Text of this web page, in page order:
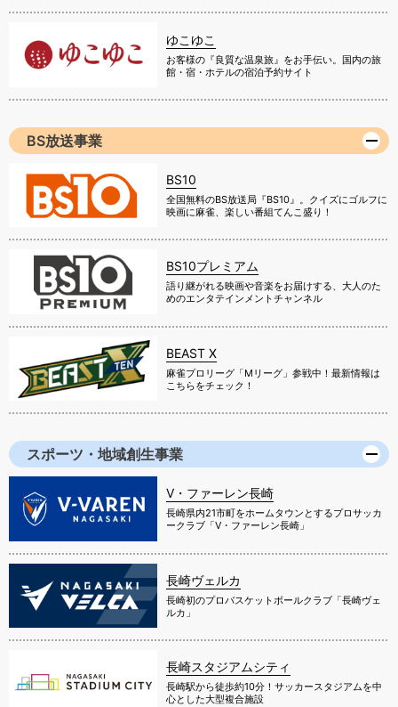
ゆこゆこ
お客様の『良質な温泉旅』をお手伝い。国内の旅
館・宿・ホテルの宿泊予約サイト
BS放送事業
BS10
全国無料のBS放送局『BS10』。クイズにゴルフに
映画に麻雀、楽しい番組てんこ盛り！
BS10プレミアム
語り継がれる映画や音楽をお届けする、大人のた
めのエンタテインメントチャンネル
BEAST X
麻雀プロリーグ「Mリーグ」参戦中！最新情報は
こちらをチェック！
スポーツ・地域創生事業
V・ファーレン長崎
長崎県内21市町をホームタウンとするプロサッカ
ークラブ「V・ファーレン長崎」
長崎ヴェルカ
長崎初のプロバスケットボールクラブ「長崎ヴェ
ルカ」
長崎スタジアムシティ
長崎駅から徒歩約10分！サッカースタジアムを中
心とした大型複合施設